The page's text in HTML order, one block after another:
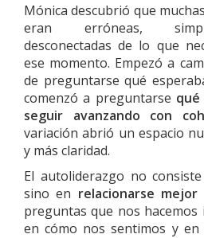
Mónica descubrió que
eran erróneas,
desconectadas de lo que
ese momento. Empezó a
de preguntarse qué
comenzó a preguntarse
seguir avanzando con
variación abrió un espacio
y más claridad.
El autoliderazgo no
sino en relacionarse
preguntas que nos
en cómo nos sentimos y en